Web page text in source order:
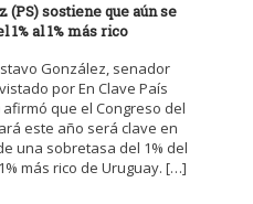
(PS) sostiene que aún se
al 1% más rico
González, senador
por En Clave País
que el Congreso del
este año será clave en
una sobretasa del 1% del
más rico de Uruguay. […]